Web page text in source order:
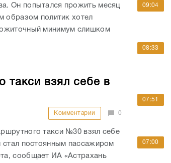
Он попытался прожить месяц
образом политик хотел
минимум слишком
такси взял себе в
Комментарии 0
такси №30 взял себе
стал постоянным пассажиром
сообщает ИА «Астрахань
09:04
08:33
07:51
07:00